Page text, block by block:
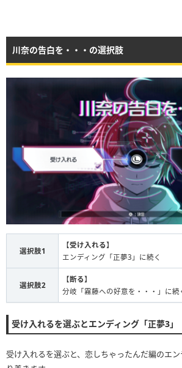
川奈の告白を・・・の選択肢
選択肢1
【受け入れる】
エンディング「正夢3」に続く
選択肢2
【断る】
分岐「霧藤への好意を・・・」に続
受け入れるを選ぶとエンディング「正夢3」
受け入れるを選ぶと、恋しちゃったんだ編のエ